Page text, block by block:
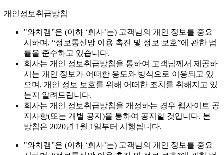
개인정보취급방침
"와치캠”은 (이하 ‘회사’는) 고객님의 개인 정보를 중요
시하며, “정보통신망 이용 촉진 및 정보 보호”에 관한 법
률을 준수하고 있습니다.
회사는 개인 정보취급방침을 통하여 고객님께서 제공하
시는 개인 정보가 어떠한 용도와 방식으로 이용되고 있
으며, 개인 정보 보호를 위해 어떠한 조치를 취해지고 있
는지 알려드립니다.
회사는 개인 정보취급방침을 개정하는 경우 웹사이트 공
지사항(또는 개별 공지)을 통하여 공지할 것입니다. 본
방침은 2020년 1월 1일부터 시행됩니다.
"와치캠”은 (이하 ‘회사’는) 고객님의 개인 정보를 중요